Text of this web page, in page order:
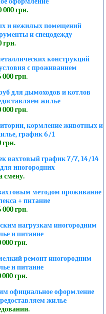
грн.
и нежилых помещений
и спецодежду
грн.
конструкций
с проживанием
грн.
для дымоходов и котлов
жилье
грн.
кормление животных и
график 6/1
грн.
вахтовый график 7/7, 14/14
иногородних
смену.
методом проживание
+ питание
грн.
нагрузкам иногородним
и питание
грн.
ремонт иногородним
и питание
грн.
официальное оформление
жилье